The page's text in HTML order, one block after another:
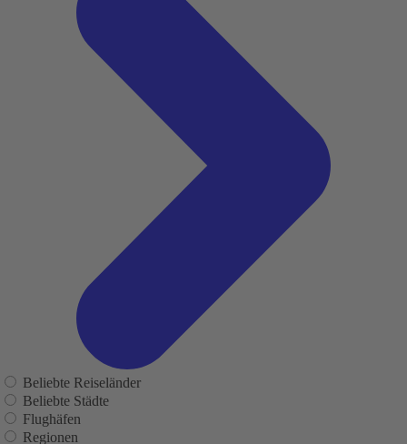
Beliebte Reiseländer
Beliebte Städte
Flughäfen
Regionen